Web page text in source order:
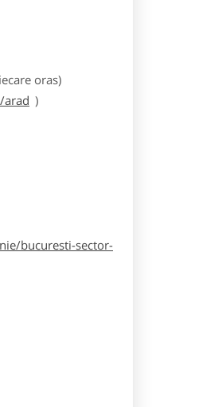
oras)
arad )
bucuresti-sector-